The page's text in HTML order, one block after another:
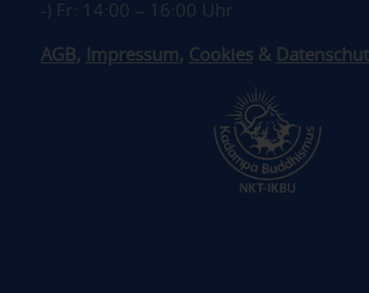
-) Fr: 14:00 – 16:00 Uhr
AGB , Impressum, Cookies&